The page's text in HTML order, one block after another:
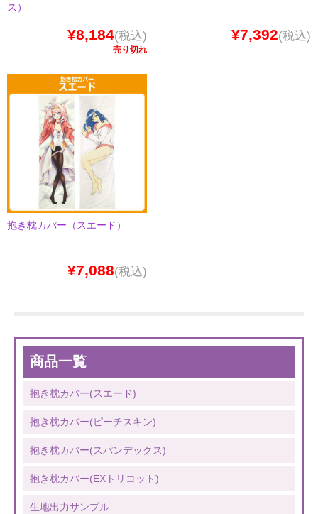
ス）
¥8,184(税込)
売り切れ
¥7,392(税込)
抱き枕カバー（スエード）
¥7,088(税込)
商品一覧
抱き枕カバー(スエード)
抱き枕カバー(ピーチスキン)
抱き枕カバー(スパンデックス)
抱き枕カバー(EXトリコット)
生地出力サンプル